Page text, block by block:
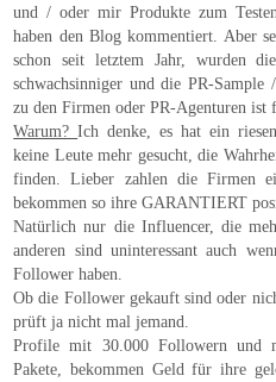
und / oder mir Produkte zum
haben den Blog kommentiert. Aber
schon seit letztem Jahr, wurden
schwachsinniger und die PR-
zu den Firmen oder PR-Agenturen ist
Warum?Ich denke, es hat ein
keine Leute mehr gesucht, die
finden. Lieber zahlen die Firmen
bekommen so ihre GARANTIERT
Natürlich nur die Influencer, die
anderen sind uninteressant auch
Follower haben.
Ob die Follower gekauft sind oder
prüft ja nicht mal jemand.
Profile mit 30.000 Followern und
Pakete, bekommen Geld für ihre